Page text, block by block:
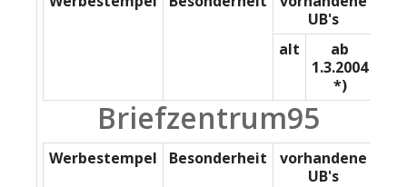
UB's
alt
ab
1.3.2004
*)
Briefzentrum95
Werbestempel Besonderheit
vorhandene
UB's